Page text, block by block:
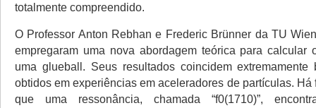
totalmente compreendido.
O Professor Anton Rebhan e Frederic Brünner da TU
empregaram uma nova abordagem teórica para calcular
uma glueball. Seus resultados coincidem extremamente
obtidos em experiências em aceleradores de partículas. Há
que uma ressonância, chamada “f0(1710)”,